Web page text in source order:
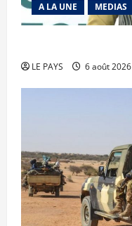
A LA UNE MEDIAS
LE PAYS 6 août 2026